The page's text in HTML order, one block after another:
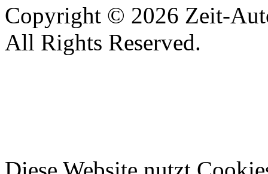
Copyright © 2026 Zeit-
All Rights Reserved.